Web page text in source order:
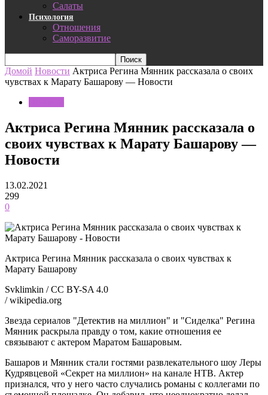
Салаты
Психология
Отношения
Саморазвитие
Домой Новости Актриса Регина Мянник рассказала о своих
чувствах к Марату Башарову — Новости
Актриса Регина Мянник рассказала о
своих чувствах к Марату Башарову —
Новости
13.02.2021
299
0
Актриса Регина Мянник рассказала о своих чувствах к
Марату Башарову
Svklimkin / CC BY-SA 4.0
/ wikipedia.org
Звезда сериалов "Детектив на миллион" и "Сиделка" Регина
Мянник раскрыла правду о том, какие отношения ее
связывают с актером Маратом Башаровым.
Башаров и Мянник стали гостями развлекательного шоу Леры
Кудрявцевой «Секрет на миллион» на канале НТВ. Актер
признался, что у него часто случались романы с коллегами по